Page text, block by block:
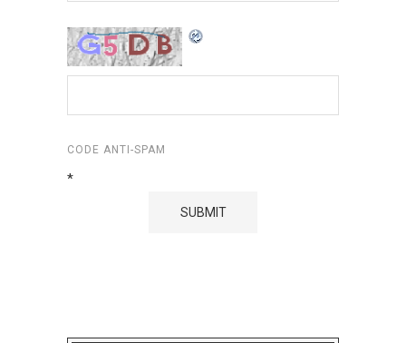
CODE ANTI-SPAM
*